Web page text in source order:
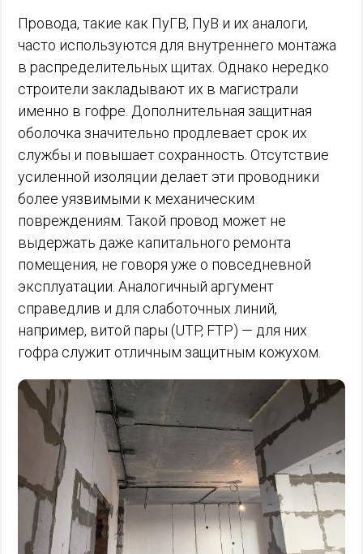
Провода, такие как ПуГВ, ПуВ и их аналоги,
часто используются для внутреннего монтажа
в распределительных щитах. Однако нередко
строители закладывают их в магистрали
именно в гофре. Дополнительная защитная
оболочка значительно продлевает срок их
службы и повышает сохранность. Отсутствие
усиленной изоляции делает эти проводники
более уязвимыми к механическим
повреждениям. Такой провод может не
выдержать даже капитального ремонта
помещения, не говоря уже о повседневной
эксплуатации. Аналогичный аргумент
справедлив и для слаботочных линий,
например, витой пары (UTP, FTP) — для них
гофра служит отличным защитным кожухом.